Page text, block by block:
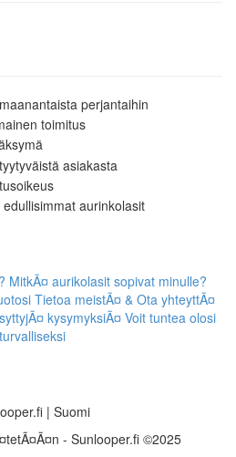
perjantaihin
toimitus
asiakasta
aurinkolasit
MitkÃ¤ aurikolasit sopivat minulle?
Tietoa meistÃ¤ & Ota yhteyttÃ¤
kysymyksiÃ¤ Voit tuntea olosi
turvalliseksi
| Suomi
- Sunlooper.fi ©2025